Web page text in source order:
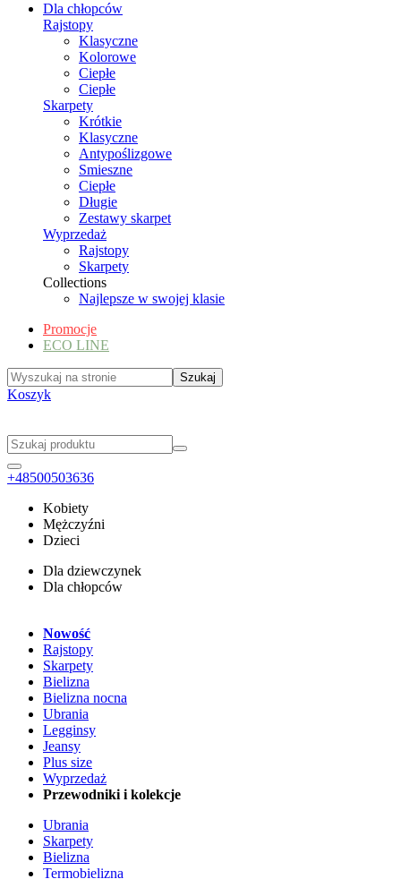
Dla chłopców
Rajstopy
Klasyczne
Kolorowe
Ciepłe
Ciepłe
Skarpety
Krótkie
Klasyczne
Antypoślizgowe
Smieszne
Ciepłe
Długie
Zestawy skarpet
Wyprzedaż
Rajstopy
Skarpety
Collections
Najlepsze w swojej klasie
Promocje
ECO LINE
Koszyk
+48500503636
Kobiety
Mężczyźni
Dzieci
Dla dziewczynek
Dla chłopców
Nowość
Rajstopy
Skarpety
Bielizna
Bielizna nocna
Ubrania
Legginsy
Jeansy
Plus size
Wyprzedaż
Przewodniki i kolekcje
Ubrania
Skarpety
Bielizna
Termobielizna